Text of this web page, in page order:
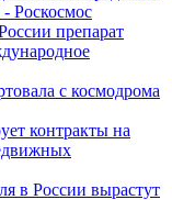
Роскосмос
препарат
с космодрома
контракты на
в России вырастут